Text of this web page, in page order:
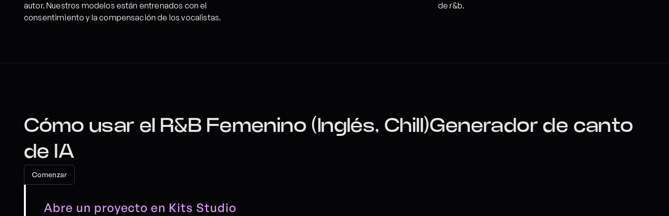
autor. Nuestros modelos están entrenados con el
consentimiento y la compensación de los vocalistas.
de r&b.
Cómo usar el R&B Femenino (Inglés, Chill)Generador de canto
de IA
Comenzar
Abre un proyecto en Kits Studio